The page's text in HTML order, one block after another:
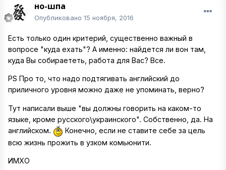
но-шпа
Опубликовано 15 ноября, 2016
Есть только один критерий, существенно важный в
вопросе "куда ехать"? А именно: найдется ли вон там,
куда Вы собираететь, работа для Вас? Все.
PS Про то, что надо подтягивать английский до
приличного уровня можно даже не упоминать, верно?
Тут написали выше "вы должны говорить на каком-то
языке, кроме русского\украинского". Собственно, да. На
английском.
Конечно, если не ставите себе за цель
всю жизнь прожить в узком комьюнити.
ИМХО